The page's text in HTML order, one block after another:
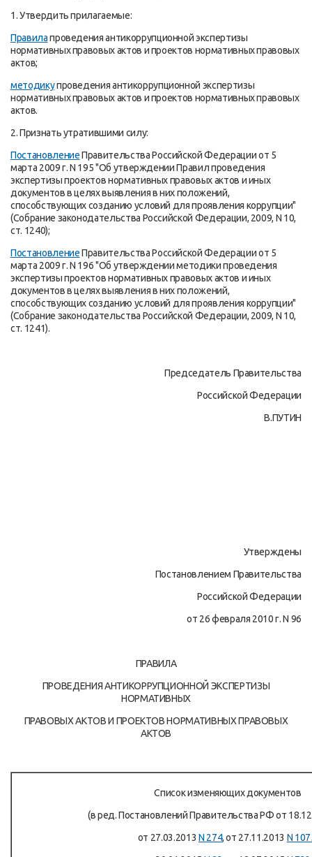
1. Утвердить прилагаемые:
Правилапроведения антикоррупционной экспертизы
нормативных правовых актов и проектов нормативных правовых
актов;
методикупроведения антикоррупционной экспертизы
нормативных правовых актов и проектов нормативных правовых
актов.
2. Признать утратившими силу:
ПостановлениеПравительства Российской Федерации от 5
марта 2009 г. N 195 "Об утверждении Правил проведения
экспертизы проектов нормативных правовых актов и иных
документов в целях выявления в них положений,
способствующих созданию условий для проявления коррупции"
(Собрание законодательства Российской Федерации, 2009, N 10,
ст. 1240);
ПостановлениеПравительства Российской Федерации от 5
марта 2009 г. N 196 "Об утверждении методики проведения
экспертизы проектов нормативных правовых актов и иных
документов в целях выявления в них положений,
способствующих созданию условий для проявления коррупции"
(Собрание законодательства Российской Федерации, 2009, N 10,
ст. 1241).
Председатель Правительства
Российской Федерации
В.ПУТИН
Утверждены
Постановлением Правительства
Российской Федерации
от 26 февраля 2010 г. N 96
ПРАВИЛА
ПРОВЕДЕНИЯ АНТИКОРРУПЦИОННОЙ ЭКСПЕРТИЗЫ
НОРМАТИВНЫХ
ПРАВОВЫХ АКТОВ И ПРОЕКТОВ НОРМАТИВНЫХ ПРАВОВЫХ
АКТОВ
Список изменяющих документов
(в ред. Постановлений Правительства РФ от
от 27.03.2013 N 274, от 27.11.2013 N